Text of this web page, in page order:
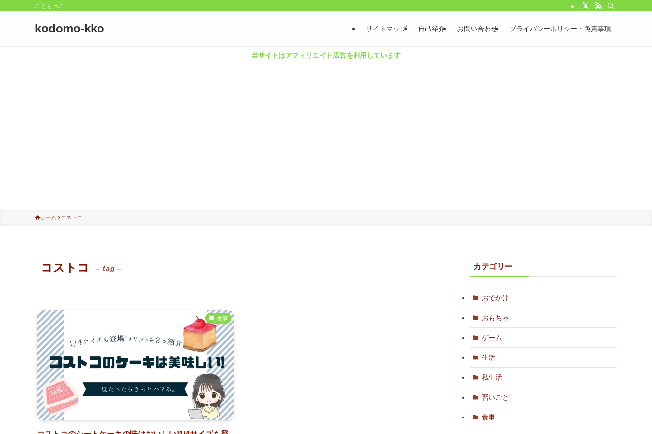
こどもっこ
kodomo-kko サイトマップ 自己紹介 お問い合わせ プライバシーポリシー・免責事項
当サイトはアフィリエイト広告を利用しています
ホーム コストコ
コストコ – tag –
食事
カテゴリー
おでかけ
おもちゃ
ゲーム
生活
私生活
習いごと
食事